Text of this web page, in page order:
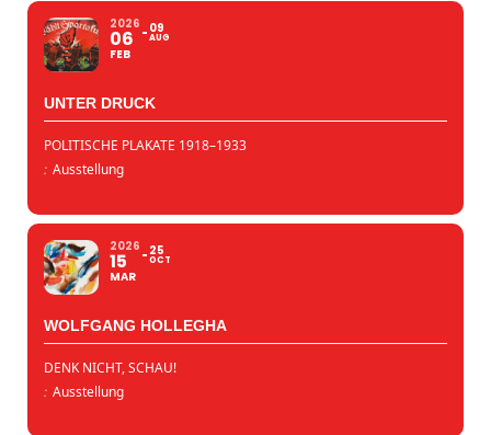
2026
06
FEB
09
AUG
UNTER DRUCK
POLITISCHE PLAKATE 1918–1933
: Ausstellung
2026
15
MAR
25
OCT
WOLFGANG HOLLEGHA
DENK NICHT, SCHAU!
: Ausstellung